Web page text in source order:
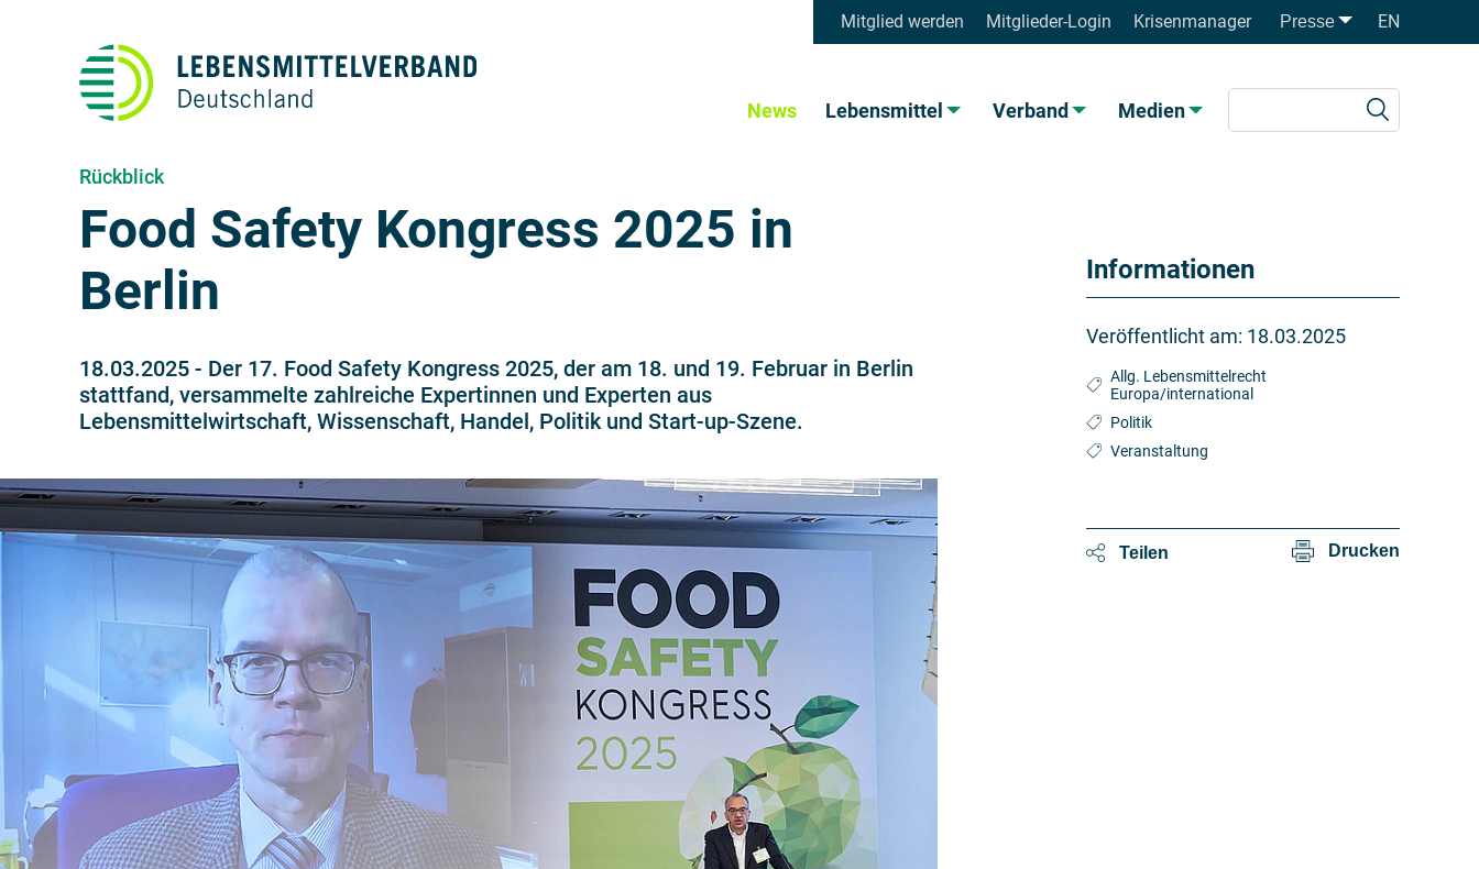
Mitglied werden Mitglieder-Login Krisenmanager Presse EN
News Lebensmittel Verband Medien
Rückblick
Food Safety Kongress 2025 in
Berlin
18.03.2025 - Der 17. Food Safety Kongress 2025, der am 18. und 19. Februar in Berlin
stattfand, versammelte zahlreiche Expertinnen und Experten aus
Lebensmittelwirtschaft, Wissenschaft, Handel, Politik und Start-up-Szene.
Informationen
Veröffentlicht am: 18.03.2025
Allg. Lebensmittelrecht
Europa/international
Politik
Veranstaltung
Teilen Drucken